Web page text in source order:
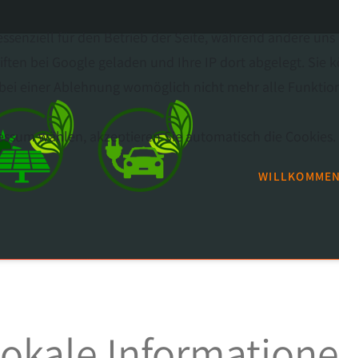
WILLKOMMEN
bei Google geladen und Ihre IP dort abgelegt. Sie
einer Ablehnung womöglich nicht mehr alle
wählen, akzeptieren Sie automatisch die Cookies.